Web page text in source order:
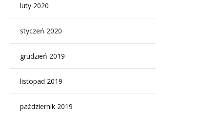
luty 2020
styczeń 2020
grudzień 2019
listopad 2019
październik 2019